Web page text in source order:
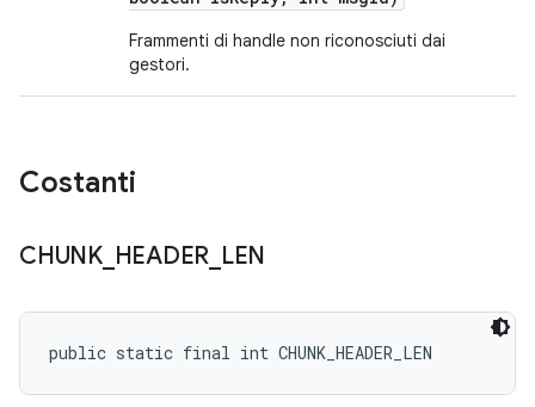
Frammenti di handle non riconosciuti dai
gestori.
Costanti
CHUNK_ HEADER LEN
public static final int CHUNK_HEADER_LEN